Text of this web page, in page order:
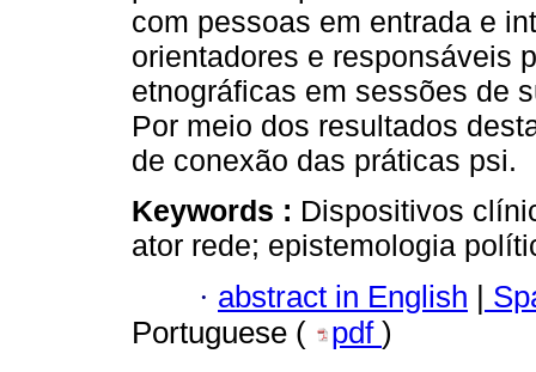
com pessoas em entrada e
orientadores e responsáveis
etnográficas em sessões de
Por meio dos resultados
de conexão das práticas psi.
Keywords : Dispositivos
ator rede; epistemologia
· abstract in English |
Portuguese (
pdf )